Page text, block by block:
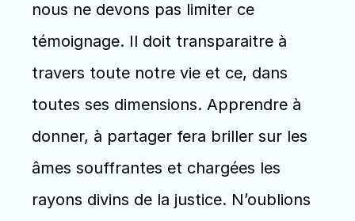
nous ne devons pas limiter ce
témoignage. Il doit transparaitre à
travers toute notre vie et ce, dans
toutes ses dimensions. Apprendre à
donner, à partager fera briller sur les
âmes souffrantes et chargées les
rayons divins de la justice. N’oublions